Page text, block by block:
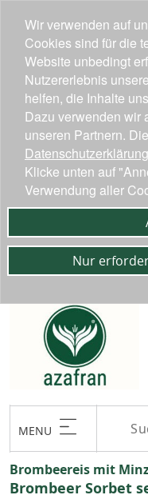
MENU
Brombeereis mit
Brombeer Sorbet
Wir verwenden auf
Cookies sind für die
Website unbedingt
Nutzererlebnis
helfen, die Inhalte
Dazu verwenden wir
unseren Partnern.
Datenschutzerklärung
Klicke unten auf
Verwendung aller
Nur